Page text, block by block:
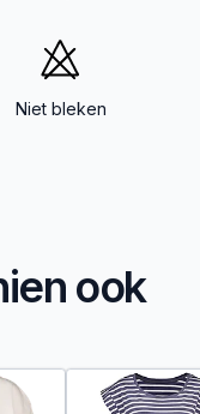
Niet bleken
ook